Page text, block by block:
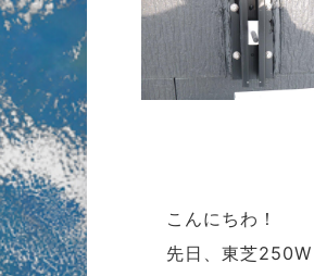
こんにちわ！
先日、東芝250W